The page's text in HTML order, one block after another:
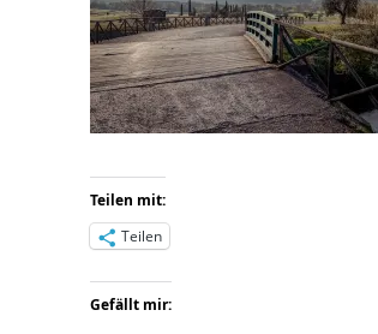
Teilen mit:
Teilen
Gefällt mir: